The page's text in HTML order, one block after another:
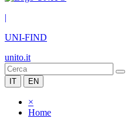
|
UNI-FIND
unito.it
IT EN
×
Home